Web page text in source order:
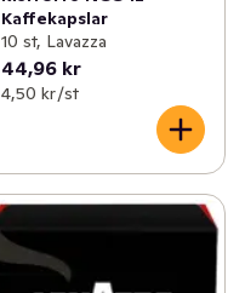
Kaffekapslar
10 st, Lavazza
44,96 kr
4,50 kr /st